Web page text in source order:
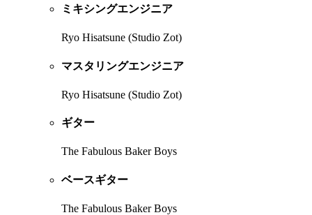
ミキシングエンジニア
Ryo Hisatsune (Studio Zot)
マスタリングエンジニア
Ryo Hisatsune (Studio Zot)
ギター
The Fabulous Baker Boys
ベースギター
The Fabulous Baker Boys